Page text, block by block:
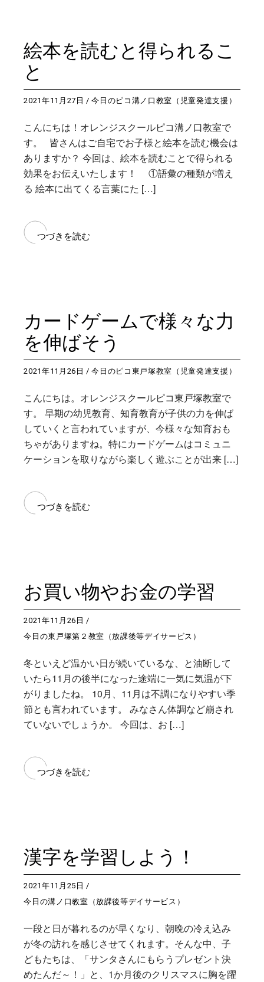
絵本を読むと得られるこ
と
2021年11月27日 今日のピコ溝ノ口教室（児童発達支援）
こんにちは！オレンジスクールピコ溝ノ口教室で
す。 皆さんはご自宅でお子様と絵本を読む機会は
ありますか？ 今回は、絵本を読むことで得られる
効果をお伝えいたします！ ①語彙の種類が増え
る 絵本に出てくる言葉にた […]
つづきを読む
カードゲームで様々な力
を伸ばそう
2021年11月26日 今日のピコ東戸塚教室（児童発達支援）
こんにちは。オレンジスクールピコ東戸塚教室で
す。 早期の幼児教育、知育教育が子供の力を伸ば
していくと言われていますが、今様々な知育おも
ちゃがありますね。特にカードゲームはコミュニ
ケーションを取りながら楽しく遊ぶことが出来 […]
つづきを読む
お買い物やお金の学習
2021年11月26日
今日の東戸塚第２教室（放課後等デイサービス）
冬といえど温かい日が続いているな、と油断して
いたら11月の後半になった途端に一気に気温が下
がりましたね。 10月、11月は不調になりやすい季
節とも言われています。 みなさん体調など崩され
ていないでしょうか。 今回は、お […]
つづきを読む
漢字を学習しよう！
2021年11月25日
今日の溝ノ口教室（放課後等デイサービス）
一段と日が暮れるのが早くなり、朝晩の冷え込み
が冬の訪れを感じさせてくれます。そんな中、子
どもたちは、「サンタさんにもらうプレゼント決
めたんだ～！」と、1か月後のクリスマスに胸を躍